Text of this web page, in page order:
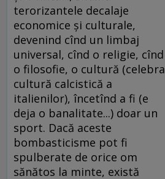
terorizantele decalaje
economice şi culturale,
devenind cînd un limbaj
universal, cînd o religie, cînd
o filosofie, o cultură (celebra
cultură calcistică a
italienilor), încetînd a fi (e
deja o banalitate...) doar un
sport. Dacă aceste
bombasticisme pot fi
spulberate de orice om
sănătos la minte, există